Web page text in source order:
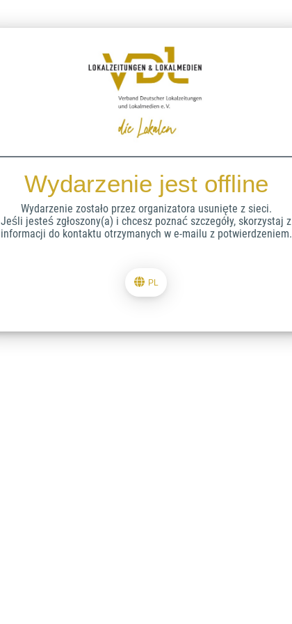
Wydarzenie jest offline
Wydarzenie zostało przez organizatora usunięte z sieci.
Jeśli jesteś zgłoszony(a) i chcesz poznać szczegóły, skorzystaj z
informacji do kontaktu otrzymanych w e-mailu z potwierdzeniem.
PL